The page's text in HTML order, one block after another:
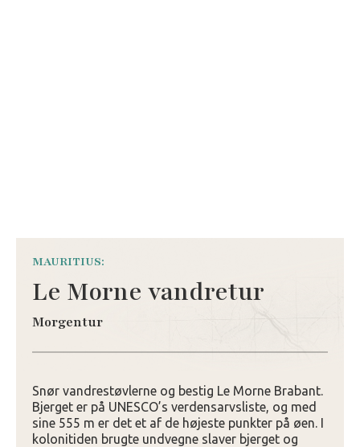
MAURITIUS:
Le Morne vandretur
Morgentur
Snør vandrestøvlerne og bestig Le Morne Brabant.
Bjerget er på UNESCO’s verdensarvsliste, og med
sine 555 m er det et af de højeste punkter på øen. I
kolonitiden brugte undvegne slaver bjerget og